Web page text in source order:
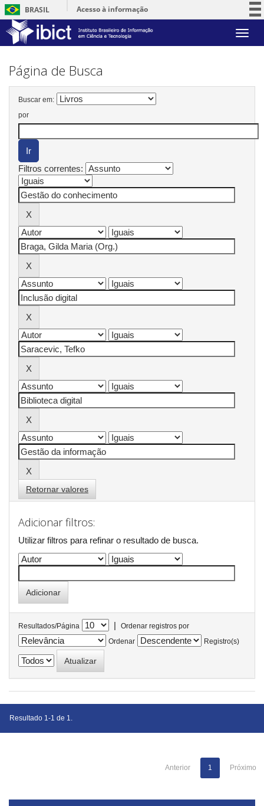
BRASIL
Acesso à informação
Serviços
Skip
Página de Busca
Buscar em:
por
Filtros correntes:
Retornar valores
Adicionar filtros:
Utilizar filtros para refinar o resultado de busca.
Resultados/Página |
Ordenar registros por
Ordenar
Registro(s)
Resultado 1-1 de 1.
Anterior 1 Próximo